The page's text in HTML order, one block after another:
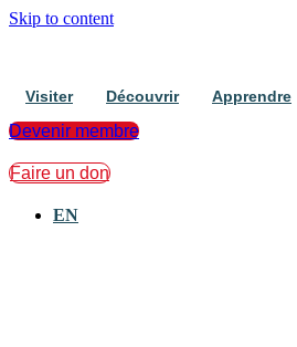
Skip to content
Visiter Découvrir Apprendre
Devenir membre
Faire un don